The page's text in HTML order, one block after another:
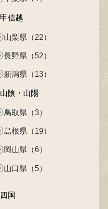
甲信越
山梨県（22）
長野県（52）
新潟県（13）
山陰・山陽
鳥取県（3）
島根県（19）
岡山県（6）
山口県（5）
四国